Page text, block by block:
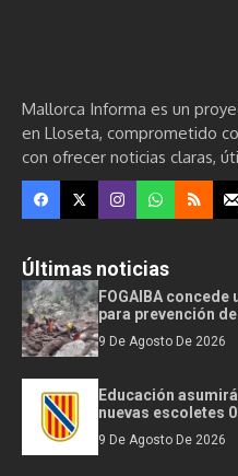
Mallorca Informa es un
en Lloseta, comprometido
con ofrecer noticias claras,
Últimas noticias
FOGAIBA
para prevención
9 De Agosto De 2026
Educación
nuevas escoletes
9 De Agosto De 2026